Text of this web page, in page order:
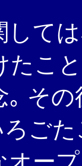
して
たこ
｡ そ
ご